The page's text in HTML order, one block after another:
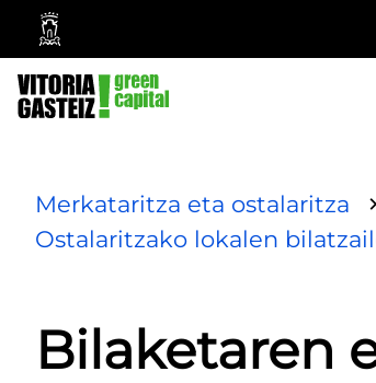
Vitoria-
Gasteizko
Udala
Merkataritza eta ostalaritza
Ostalaritzako lokalen
Bilaketaren